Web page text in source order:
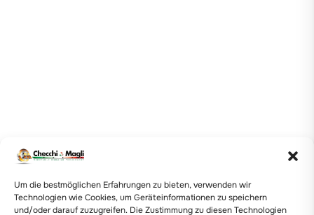
Um die bestmöglichen Erfahrungen zu bieten, verwenden wir
Technologien wie Cookies, um Geräteinformationen zu speichern
und/oder darauf zuzugreifen. Die Zustimmung zu diesen Technologien